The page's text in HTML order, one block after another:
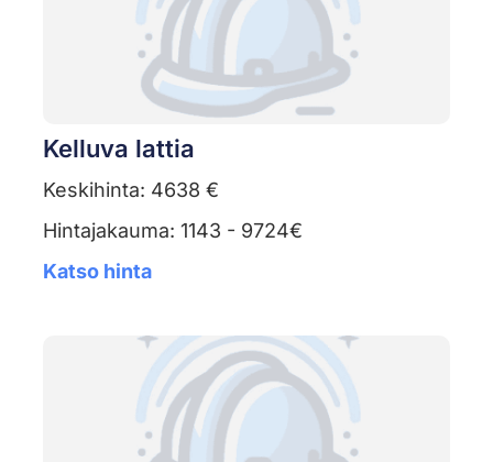
Kelluva lattia
Keskihinta: 4638 €
Hintajakauma: 1143 - 9724€
Katso hinta